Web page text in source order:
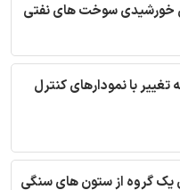
خورشیدی سوخت های نفتی
با نمودارهای کنترل
یک گروه از ستون های سنگی